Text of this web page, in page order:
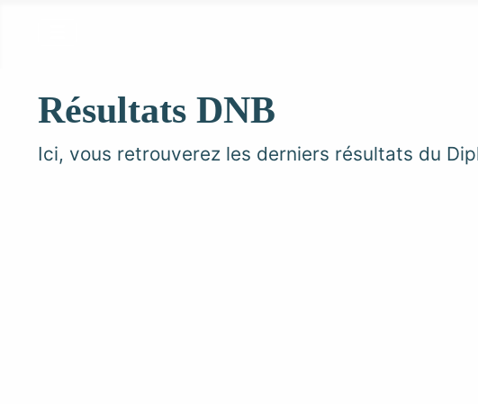
Résultats DNB
Ici, vous retrouverez les derniers résultats du